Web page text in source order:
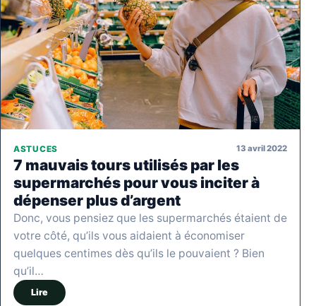
ASTUCES 13 avril 2022
7 mauvais tours utilisés par les
supermarchés pour vous inciter à
dépenser plus d’argent
Donc, vous pensiez que les supermarchés étaient de
votre côté, qu’ils vous aidaient à économiser
quelques centimes dès qu’ils le pouvaient ? Bien
qu’il…
Lire